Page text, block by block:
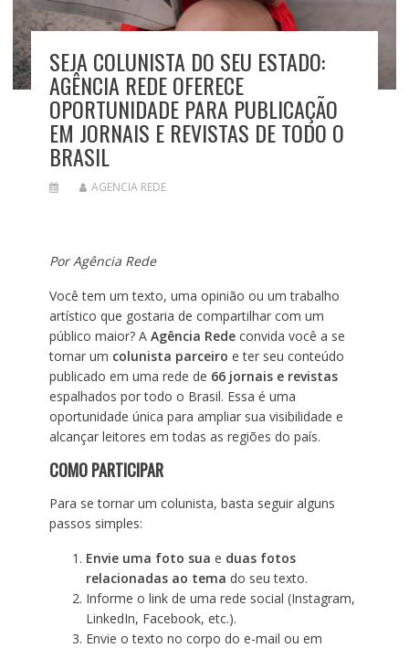
SEJA COLUNISTA DO SEU ESTADO:
AGÊNCIA REDE OFERECE
OPORTUNIDADE PARA PUBLICAÇÃO
EM JORNAIS E REVISTAS DE TODO O
BRASIL
AGENCIA REDE
Por Agência Rede
Você tem um texto, uma opinião ou um trabalho
artístico que gostaria de compartilhar com um
público maior? A Agência Redeconvida você a se
tornar um colunista parceiro e ter seu conteúdo
publicado em uma rede de 66 jornais e revistas
espalhados por todo o Brasil. Essa é uma
oportunidade única para ampliar sua visibilidade e
alcançar leitores em todas as regiões do país.
COMO PARTICIPAR
Para se tornar um colunista, basta seguir alguns
passos simples:
Envie uma foto sua e duas fotos
relacionadas ao tema do seu texto.
Informe o link de uma rede social (Instagram,
LinkedIn, Facebook, etc.).
Envie o texto no corpo do e-mail ou em